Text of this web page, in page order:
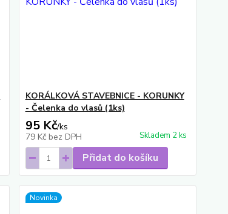
KORÁLKOVÁ STAVEBNICE - KORUNKY
- Čelenka do vlasů (1ks)
95 Kč/ks
79 Kč bez DPH Skladem 2 ks
Přidat do košíku
Novinka